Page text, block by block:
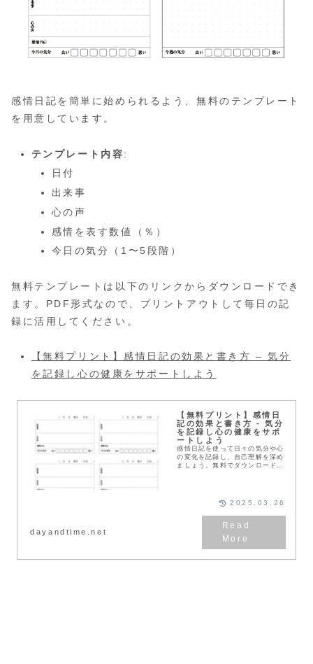
感情日記を簡単に始められるよう、無料のテンプレート
を用意しています。
テンプレート内容:
日付
出来事
心の声
感情を表す数値（％）
今日の気分（1〜5段階）
無料テンプレートは以下のリンクからダウンロードでき
ます。PDF形式なので、プリントアウトして毎日の記
録に活用してください。
【無料プリント】感情日記の効果と書き方 – 気分
を記録し心の健康をサポートしよう
【無料プリント】感情日
記の効果と書き方 - 気分
を記録し心の健康をサポ
ートしよう
感情日記を使って日々の気分や心
の変化を記録し、自己理解を深め
ましょう。無料でダウンロードで
とで、自己理解と感情管理をサポ
dayandtime.net
2025.03.26